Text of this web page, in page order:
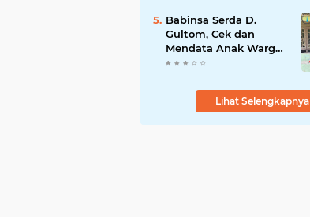
Babinsa Serda D.
Gultom, Cek dan
Mendata Anak Warga
Yang Stunting
Lihat Selengkapnya